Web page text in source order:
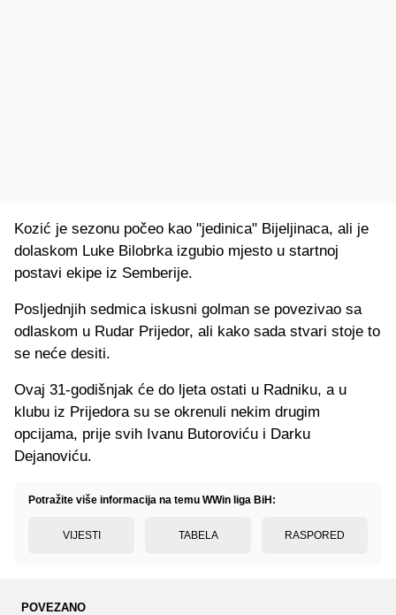
Kozić je sezonu počeo kao "jedinica" Bijeljinaca, ali je
dolaskom Luke Bilobrka izgubio mjesto u startnoj
postavi ekipe iz Semberije.
Posljednjih sedmica iskusni golman se povezivao sa
odlaskom u Rudar Prijedor, ali kako sada stvari stoje to
se neće desiti.
Ovaj 31-godišnjak će do ljeta ostati u Radniku, a u
klubu iz Prijedora su se okrenuli nekim drugim
opcijama, prije svih Ivanu Butoroviću i Darku
Dejanoviću.
Potražite više informacija na temu WWin liga BiH:
VIJESTI TABELA RASPORED
POVEZANO